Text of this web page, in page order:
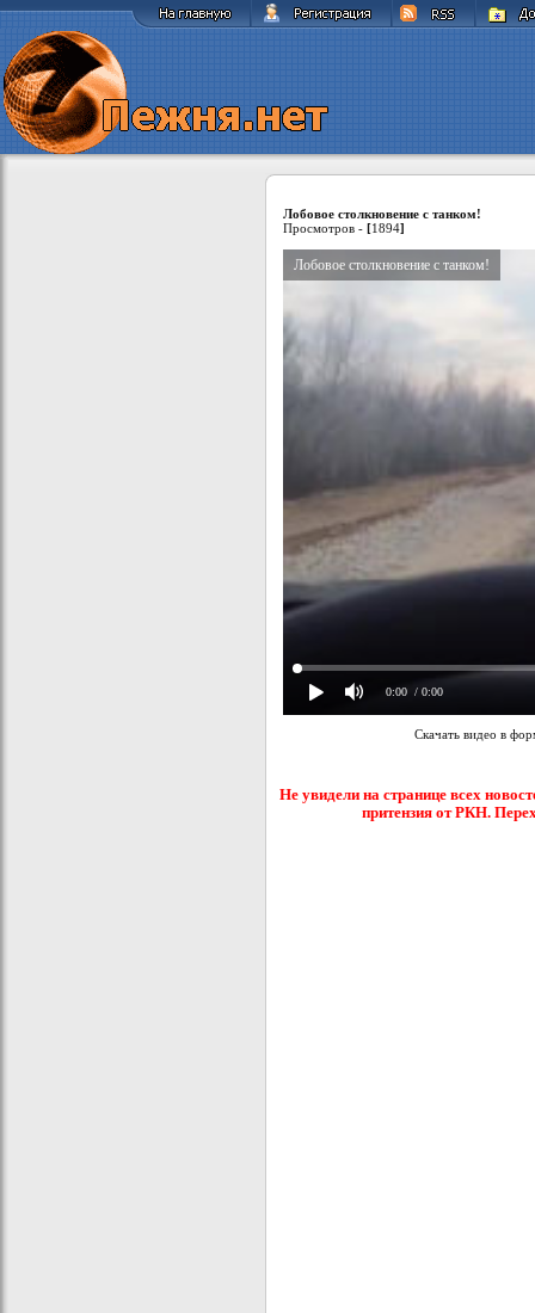
Лобовое столкновение с танком!
Просмотров - [1894]
Лобовое столкновение с танком!
0:00 / 0:00
Скачать видео в
Не увидели на странице всех
притензия от РКН.